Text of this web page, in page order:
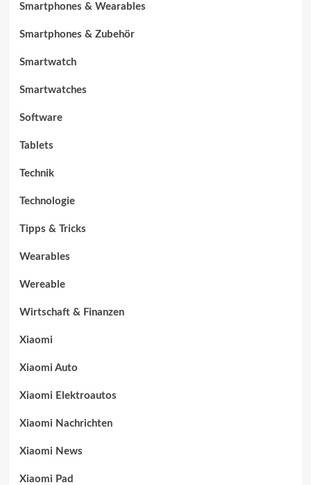
Smartphones & Wearables
Smartphones & Zubehör
Smartwatch
Smartwatches
Software
Tablets
Technik
Technologie
Tipps & Tricks
Wearables
Wereable
Wirtschaft & Finanzen
Xiaomi
Xiaomi Auto
Xiaomi Elektroautos
Xiaomi Nachrichten
Xiaomi News
Xiaomi Pad